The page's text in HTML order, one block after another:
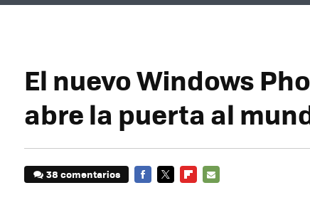
El nuevo Windows
abre la puerta al
38 comentarios